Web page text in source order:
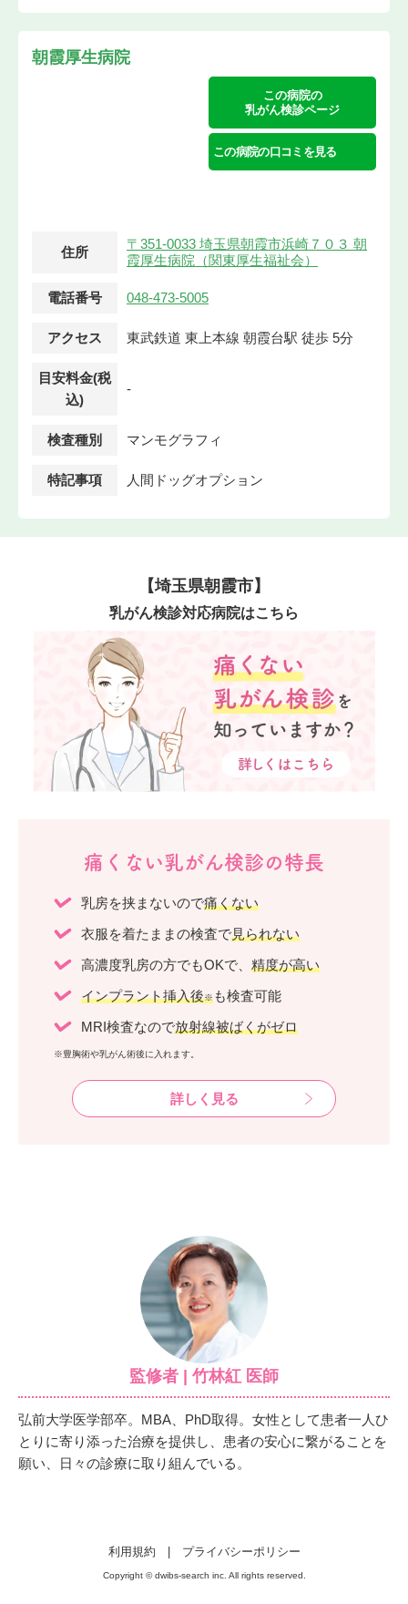
朝霞厚生病院
この病院の
乳がん検診ページ
この病院の口コミを見る
住所
〒351-0033 埼玉県朝霞市浜崎７０３ 朝
霞厚生病院（関東厚生福祉会）
電話番号 048-473-5005
アクセス 東武鉄道 東上本線 朝霞台駅 徒歩 5分
目安料金(税
込)
-
検査種別 マンモグラフィ
特記事項 人間ドッグオプション
【埼玉県朝霞市】
乳がん検診対応病院はこちら
痛くない乳がん検診の特長
乳房を挟まないので痛くない
衣服を着たままの検査で見られない
高濃度乳房の方でもOKで、 精度が高い
インプラント挿入後※ も検査可能
MRI検査なので放射線被ばくがゼロ
※豊胸術や乳がん術後に入れます。
詳しく見る
監修者 | 竹林紅 医師
弘前大学医学部卒。MBA、PhD取得。女性として患者一人ひ
とりに寄り添った治療を提供し、患者の安心に繋がることを
願い、日々の診療に取り組んでいる。
利用規約 プライバシーポリシー
Copyright © dwibs-search inc. All rights reserved.